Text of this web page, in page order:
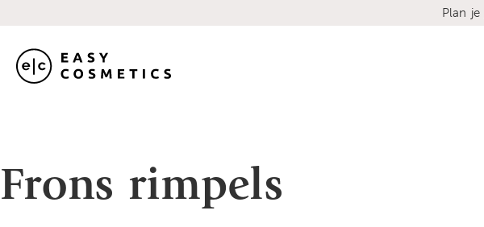
Plan je
Frons rimpels